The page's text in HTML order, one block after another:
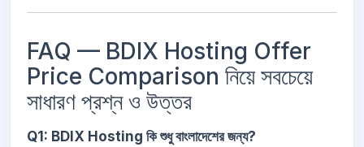
FAQ — BDIX Hosting Offer
Price Comparison নিয়ে সবচেয়ে
সাধারণ প্রশ্ন ও উত্তর
Q1: BDIX Hosting কি শুধু বাংলাদেশের জন্য?